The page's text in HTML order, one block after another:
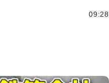
09:28